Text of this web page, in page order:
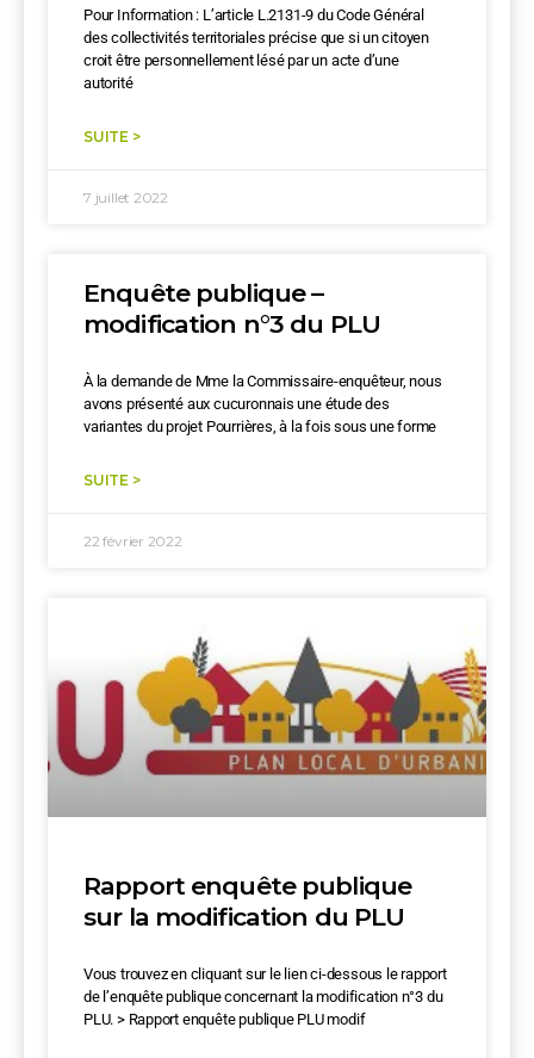
Pour Information : L’article L.2131-9 du Code Général
des collectivités territoriales précise que si un citoyen
croit être personnellement lésé par un acte d’une
autorité
SUITE >
7 juillet 2022
Enquête publique –
modification n°3 du PLU
À la demande de Mme la Commissaire-enquêteur, nous
avons présenté aux cucuronnais une étude des
variantes du projet Pourrières, à la fois sous une forme
SUITE >
22 février 2022
Rapport enquête publique
sur la modification du PLU
Vous trouvez en cliquant sur le lien ci-dessous le rapport
de l’enquête publique concernant la modification n°3 du
PLU. > Rapport enquête publique PLU modif